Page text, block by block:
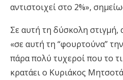
αντιστοιχεί στο 2%»,
Σε αυτή τη δύσκολη στιγμή,
«σε αυτή τη “φουρτούνα”
πάρα πολύ τυχεροί που το
κρατάει ο Κυριάκος